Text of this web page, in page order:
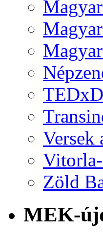
Versek
Zöld
MEK-